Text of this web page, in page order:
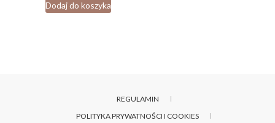
199,00 zł.
Dodaj do koszyka
REGULAMIN
POLITYKA PRYWATNOŚCI I COOKIES